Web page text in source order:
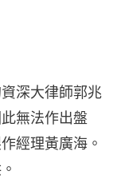
深大律師郭兆
無法作出盤
經理黃廣海。